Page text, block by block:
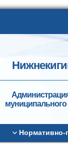
муниципального